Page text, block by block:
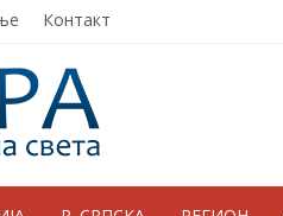
Контакт